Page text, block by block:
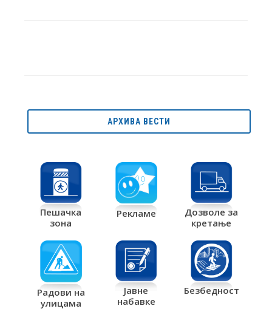
АРХИВА ВЕСТИ
Пешачка
зона
Рекламе
Дозволе за
кретање
Радови на
улицама
Јавне
набавке
Безбедност